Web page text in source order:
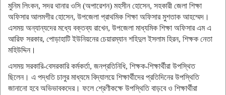
মুনিম লিংকন, সদর থানার ওসি (অপারেশন) মহসীন হোসেন, সহকারী জেলা শিক্ষা
অফিসার আলমগীর হোসেন, উপজেলা প্রাথমিক শিক্ষা অফিসার মুশতাক আহম্মেদ।
এসময় অন্যান্যদের মধ্যে বক্তব্য রাখেন, উপজেলা মাধ্যমিক শিক্ষা অফিসার এম এ
আরিফ সরকার, পোড়াহাটি ইউনিয়নের চেয়ারম্যান শহিদুল ইসলাম হিরন, শিক্ষক নেতা
মহিউদ্দিন।
এসময় সরকারি-বেসরকারি কর্মকর্তা, জনপ্রতিনিধি, শিক্ষক-শিক্ষার্থীরা উপস্থিত
ছিলেন। এ পদ্ধতি চালুর মাধ্যমে বিদ্যালয়ে শিক্ষার্থীদের প্রতিদিনের উপস্থিতি
জানানো হবে অভিভাবকদের। ফলে শ্রেণীকক্ষে উপস্থিতি বাড়বে ও শিক্ষার্থীরা